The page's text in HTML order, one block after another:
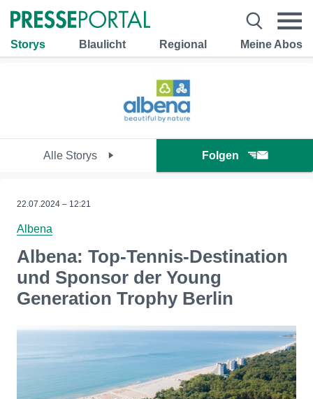
Storys Blaulicht Regional Meine Abos
Alle Storys Folgen
22.07.2024 – 12:21
Albena
Albena: Top-Tennis-Destination
und Sponsor der Young
Generation Trophy Berlin